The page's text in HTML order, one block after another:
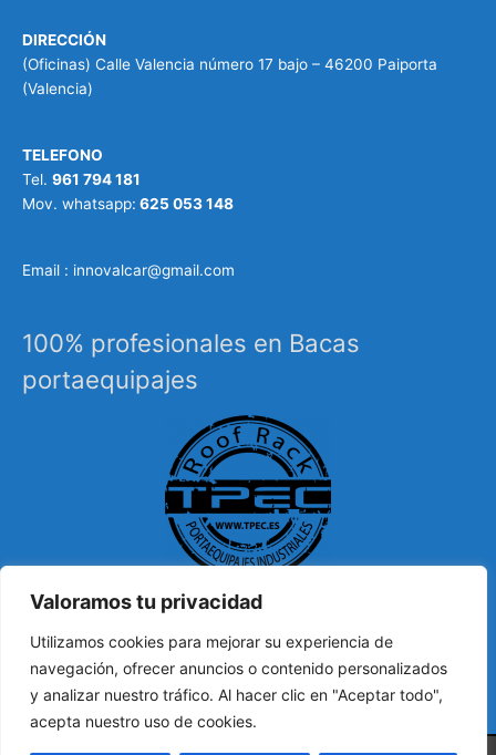
Valoramos tu privacidad
Utilizamos cookies para mejorar su experiencia de
navegación, ofrecer anuncios o contenido personalizados
y analizar nuestro tráfico. Al hacer clic en "Aceptar todo",
acepta nuestro uso de cookies.
DIRECCIÓN
(Oficinas) Calle Valencia número 17 bajo – 46200 Paiporta
(Valencia)
TELEFONO
Tel. 961 794 181
Mov. whatsapp: 625 053 148
Email : innovalcar@gmail.com
100% profesionales en Bacas
portaequipajes
industriales, barras de techo, carrocería, etc…